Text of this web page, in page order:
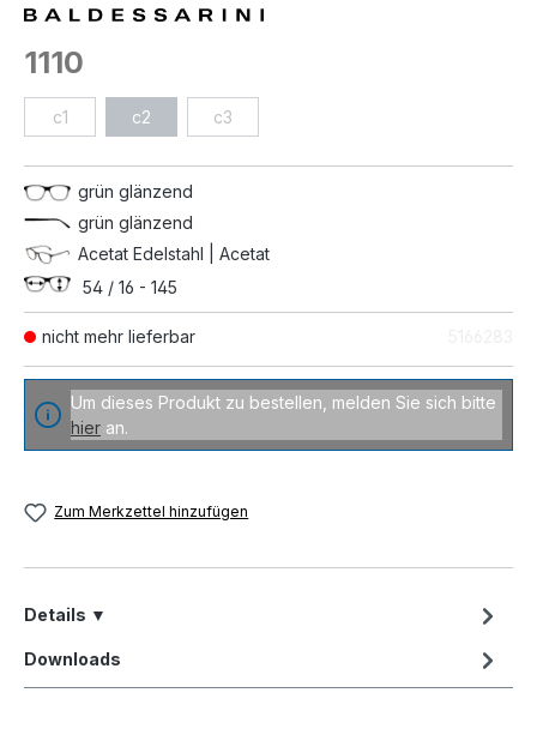
nicht mehr lieferbar
1110
c1 c2 c3
grün glänzend
grün glänzend
Acetat Edelstahl | Acetat
54 / 16 - 145
Um dieses Produkt zu bestellen, melden Sie sich bitte
hier an.
Zum Merkzettel hinzufügen
Details ▼
Downloads